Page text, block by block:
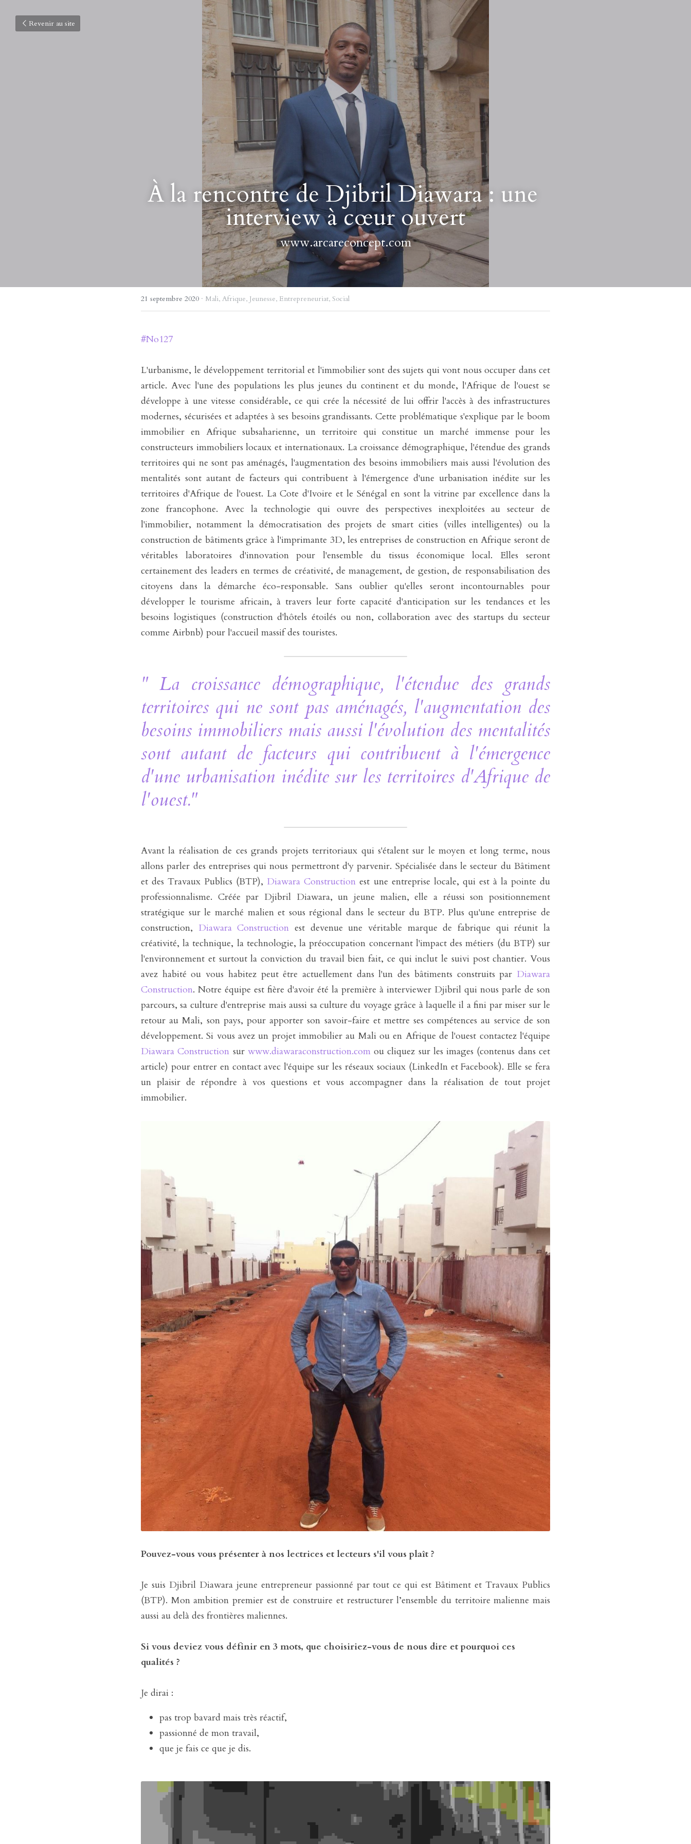
Revenir au site
À la rencontre de Djibril Diawara : une
interview à cœur ouvert
www.arcareconcept.com
21 septembre 2020 · Mali, Afrique, Jeunesse, Entrepreneuriat, Social
#No127
L'urbanisme, le développement territorial et l'immobilier sont des sujets qui vont nous occuper dans cet
article. Avec l'une des populations les plus jeunes du continent et du monde, l'Afrique de l'ouest se
développe à une vitesse considérable, ce qui crée la nécessité de lui offrir l'accès à des infrastructures
modernes, sécurisées et adaptées à ses besoins grandissants. Cette problématique s'explique par le boom
immobilier en Afrique subsaharienne, un territoire qui constitue un marché immense pour les
constructeurs immobiliers locaux et internationaux. La croissance démographique, l'étendue des grands
territoires qui ne sont pas aménagés, l'augmentation des besoins immobiliers mais aussi l'évolution des
mentalités sont autant de facteurs qui contribuent à l'émergence d'une urbanisation inédite sur les
territoires d'Afrique de l'ouest. La Cote d'Ivoire et le Sénégal en sont la vitrine par excellence dans la
zone francophone. Avec la technologie qui ouvre des perspectives inexploitées au secteur de
l'immobilier, notamment la démocratisation des projets de smart cities (villes intelligentes) ou la
construction de bâtiments grâce à l'imprimante 3D, les entreprises de construction en Afrique seront de
véritables laboratoires d'innovation pour l'ensemble du tissus économique local. Elles seront
certainement des leaders en termes de créativité, de management, de gestion, de responsabilisation des
citoyens dans la démarche éco-responsable. Sans oublier qu'elles seront incontournables pour
développer le tourisme africain, à travers leur forte capacité d'anticipation sur les tendances et les
besoins logistiques (construction d'hôtels étoilés ou non, collaboration avec des startups du secteur
comme Airbnb) pour l'accueil massif des touristes.
" La croissance démographique, l'étendue des grands
territoires qui ne sont pas aménagés, l'augmentation des
besoins immobiliers mais aussi l'évolution des mentalités
sont autant de facteurs qui contribuent à l'émergence
d'une urbanisation inédite sur les territoires d'Afrique de
l'ouest."
Avant la réalisation de ces grands projets territoriaux qui s'étalent sur le moyen et long terme, nous
allons parler des entreprises qui nous permettront d'y parvenir. Spécialisée dans le secteur du Bâtiment
et des Travaux Publics (BTP), Diawara Construction est une entreprise locale, qui est à la pointe du
professionnalisme. Créée par Djibril Diawara, un jeune malien, elle a réussi son positionnement
stratégique sur le marché malien et sous régional dans le secteur du BTP. Plus qu'une entreprise de
construction, Diawara Construction est devenue une véritable marque de fabrique qui réunit la
créativité, la technique, la technologie, la préoccupation concernant l'impact des métiers (du BTP) sur
l'environnement et surtout la conviction du travail bien fait, ce qui inclut le suivi post chantier. Vous
avez habité ou vous habitez peut être actuellement dans l'un des bâtiments construits par Diawara
Construction. Notre équipe est fière d'avoir été la première à interviewer Djibril qui nous parle de son
parcours, sa culture d'entreprise mais aussi sa culture du voyage grâce à laquelle il a fini par miser sur le
retour au Mali, son pays, pour apporter son savoir-faire et mettre ses compétences au service de son
Diawara Construction sur www.diawaraconstruction.com ou cliquez sur les images (contenus dans cet
article) pour entrer en contact avec l'équipe sur les réseaux sociaux (LinkedIn et Facebook). Elle se fera
un plaisir de répondre à vos questions et vous accompagner dans la réalisation de tout projet
immobilier.
Pouvez-vous vous présenter à nos lectrices et lecteurs s'il vous plaît ?
Je suis Djibril Diawara jeune entrepreneur passionné par tout ce qui est Bâtiment et Travaux Publics
(BTP). Mon ambition premier est de construire et restructurer l’ensemble du territoire malienne mais
aussi au delà des frontières maliennes.
Si vous deviez vous définir en 3 mots, que choisiriez-vous de nous dire et pourquoi ces
qualités ?
Je dirai :
pas trop bavard mais très réactif,
passionné de mon travail,
que je fais ce que je dis.